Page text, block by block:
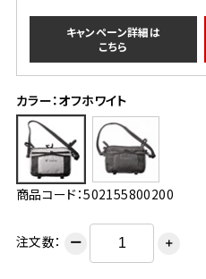
キャンペーン詳細は
こちら
カラー：オフホワイト
商品コード：502155800200
注文数： ー ＋